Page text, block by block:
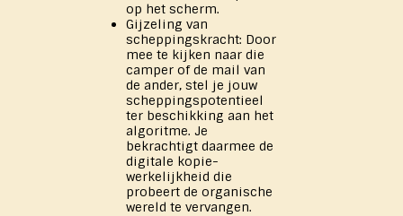
op het scherm.
Gijzeling van
scheppingskracht: Door
mee te kijken naar die
camper of de mail van
de ander, stel je jouw
scheppingspotentieel
ter beschikking aan het
algoritme. Je
bekrachtigt daarmee de
digitale kopie-
werkelijkheid die
probeert de organische
wereld te vervangen.